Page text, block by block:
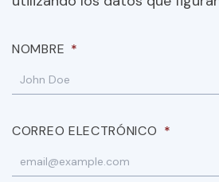
NOMBRE *
CORREO ELECTRÓNICO *